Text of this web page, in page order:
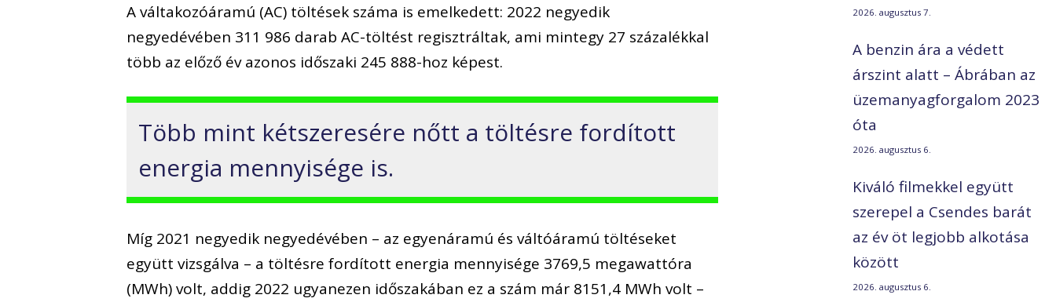
A váltakozóáramú (AC) töltések száma is emelkedett: 2022 negyedik
negyedévében 311 986 darab AC-töltést regisztráltak, ami mintegy 27 százalékkal
több az előző év azonos időszaki 245 888-hoz képest.
Több mint kétszeresére nőtt a töltésre fordított
energia mennyisége is.
Míg 2021 negyedik negyedévében – az egyenáramú és váltóáramú töltéseket
együtt vizsgálva – a töltésre fordított energia mennyisége 3769,5 megawattóra
(MWh) volt, addig 2022 ugyanezen időszakában ez a szám már 8151,4 MWh volt –
2026. augusztus 7.
A benzin ára a védett
árszint alatt – Ábrában az
üzemanyagforgalom 2023
óta
2026. augusztus 6.
Kiváló filmekkel együtt
szerepel a Csendes barát
az év öt legjobb alkotása
között
2026. augusztus 6.